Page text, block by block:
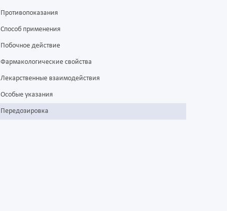
Противопоказания
Способ применения
Побочное действие
Фармакологические свойства
Лекарственные взаимодействия
Особые указания
Передозировка